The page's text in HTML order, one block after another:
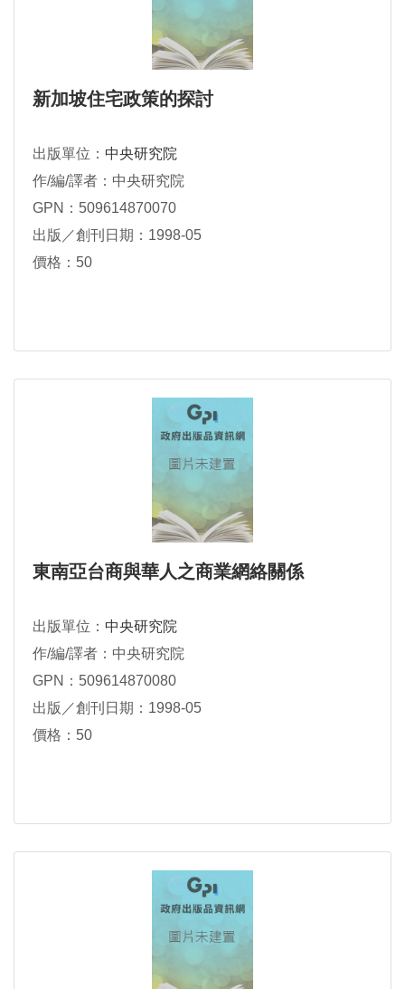
新加坡住宅政策的探討
出版單位： 中央研究院
作/編/譯者：中央研究院
GPN：509614870070
出版／創刊日期：1998-05
價格：50
東南亞台商與華人之商業網絡關係
出版單位： 中央研究院
作/編/譯者：中央研究院
GPN：509614870080
出版／創刊日期：1998-05
價格：50